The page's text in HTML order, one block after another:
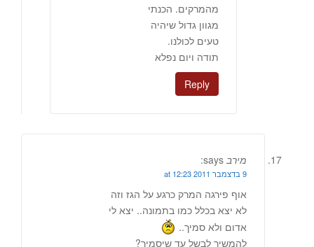
מהמרקים. הכנתי
מגוון גדול שיהיה
טעים לכולנו.
תודה ויום נפלא
Reply
מירב says:
9 בדצמבר 2011 at 12:23
אוף פירגה המרק כרגע על הגז וזה
לא יצא בכלל כמו בתמונה.. יצא לי
אדום ולא סמיך..
להמשיך לבשל עד שיסמיך?